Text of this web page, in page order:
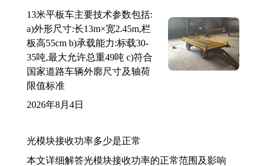
13米平板车主要技术参数包括:
a)外形尺寸:长13m×宽2.45m,栏
板高55cm b)承载能力:标载30-
35吨,最大允许总重49吨 c)符合
国家道路车辆外廓尺寸及轴荷
限值标准
2026年8月4日
光模块接收功率多少是正常
本文详细解答光模块接收功率的正常范围及影响